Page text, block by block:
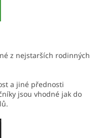
z nejstarších rodinných
a jiné přednosti
jsou vhodné jak do